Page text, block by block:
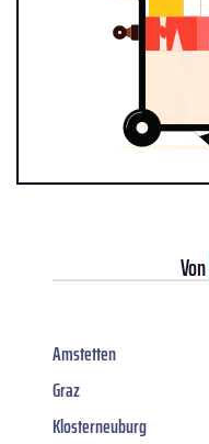
Von
Amstetten
Graz
Klosterneuburg